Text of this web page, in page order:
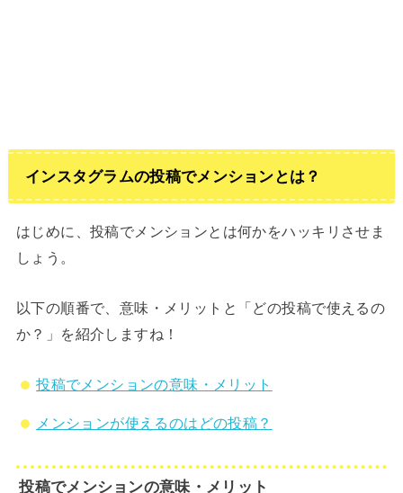
インスタグラムの投稿でメンションとは？
はじめに、投稿でメンションとは何かをハッキリさせま
しょう。
以下の順番で、意味・メリットと「どの投稿で使えるの
か？」を紹介しますね！
投稿でメンションの意味・メリット
メンションが使えるのはどの投稿？
投稿でメンションの意味・メリット